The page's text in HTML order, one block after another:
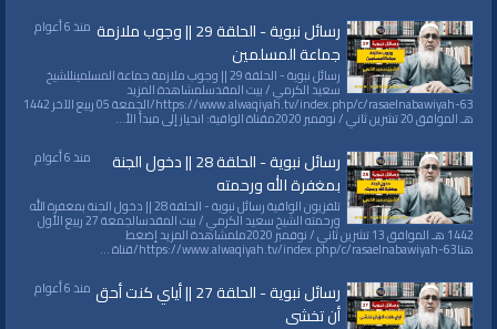
منذ 6 أعوام رسائل نبوية - الحلقة 29 || وجوب ملازمة
جماعة المسلمين
رسائل نبوية - الحلقة 29 || وجوب ملازمة جماعة المسلمينللشيخ
سعيد الكرمي / بيت المقدسلمشاهدة المزيد
https://www.alwaqiyah.tv/index.php/c/rasaelnabawiyah-63/الجمعة 05 ربيع الآخر 1442
هـ الموافق 20 تشرين ثاني / نوفمبر 2020مقناة الواقية: انحياز إلى مبدأ الأ...
منذ 6 أعوام
رسائل نبوية - الحلقة 28 || دخول الجنة
بمغفرة الله ورحمته
تلفزيون الواقية رسائل نبوية - الحلقة 28 || دخول الجنة بمغفرة الله
ورحمته الشيخ سعيد الكرمي / بيت المقدسالجمعة 27 ربيع الأول
1442 هـ الموافق 13 تشرين ثاني / نوفمبر 2020ملمشاهدة المزيد إضغط
هناhttps://www.alwaqiyah.tv/index.php/c/rasaelnabawiyah-63/قناة ...
منذ 6 أعوام رسائل نبوية - الحلقة 27 || أياي كنت أحق
أن تخشى